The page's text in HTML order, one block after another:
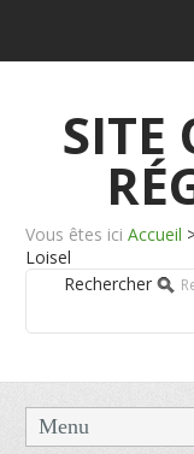
SITE
Vous êtes ici Accueil
Loisel
Rechercher
Menu